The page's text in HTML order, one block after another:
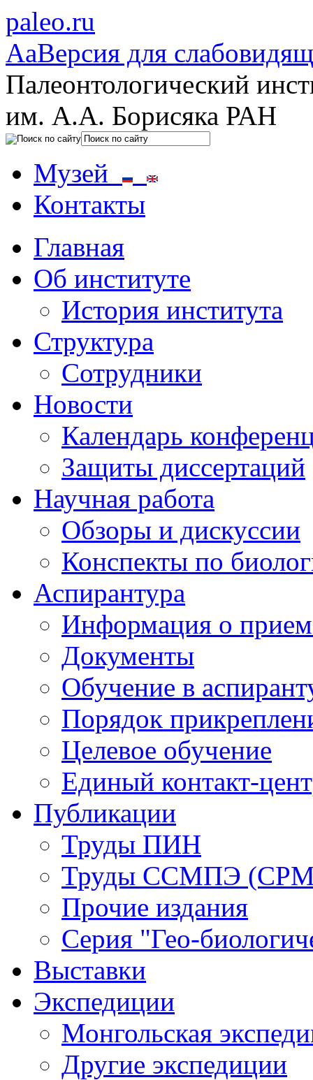
paleo.ru
AaВерсия для
Палеонтологический
им. А.А. Борисяка РАН
Музей
Контакты
Главная
Об институте
История института
Структура
Сотрудники
Новости
Календарь
Защиты диссертаций
Научная работа
Обзоры и дискуссии
Конспекты по
Аспирантура
Информация о
Документы
Обучение в
Порядок
Целевое обучение
Единый контакт-
Публикации
Труды ПИН
Труды ССМПЭ
Прочие издания
Серия "Гео-
Выставки
Экспедиции
Монгольская
Другие экспедиции